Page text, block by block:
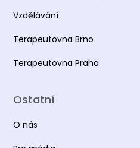
Vzdělávání
Terapeutovna Brno
Terapeutovna Praha
Ostatní
O nás